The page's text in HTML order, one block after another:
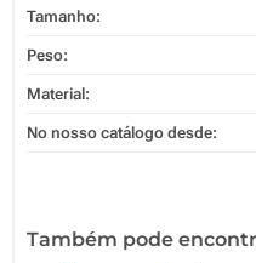
Tamanho:
Peso:
Material:
No nosso catálogo desde:
Também pode